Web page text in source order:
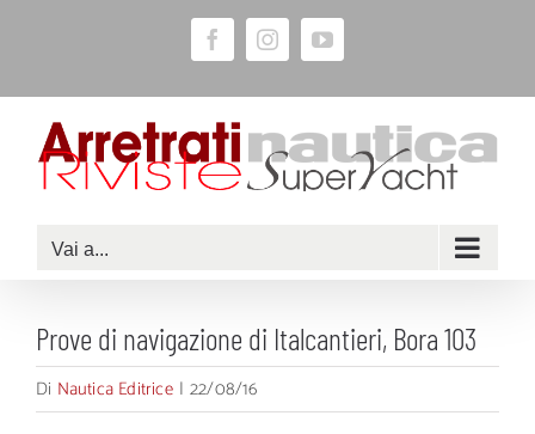
contenuto
FacebookInstagramYouTube
Vai a...
Prove di navigazione di Italcantieri, Bora 103
Di Nautica Editrice | 22/08/16